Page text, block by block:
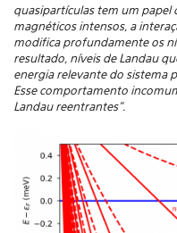
quasipartículas tem um papel
magnéticos intensos, a
modifica profundamente os
resultado, níveis de Landau
energia relevante do sistema
Esse comportamento
Landau reentrantes".